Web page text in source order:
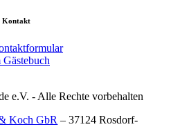
Kontakt
Gästebuch
e.V. - Alle Rechte vorbehalten
Koch GbR – 37124 Rosdorf-